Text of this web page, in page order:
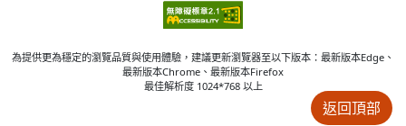
返回頂部
為提供更為穩定的瀏覽品質與使用體驗，建議更新瀏覽器至以下版本：最新版本Edge、
最新版本Chrome、最新版本Firefox
最佳解析度 1024*768 以上